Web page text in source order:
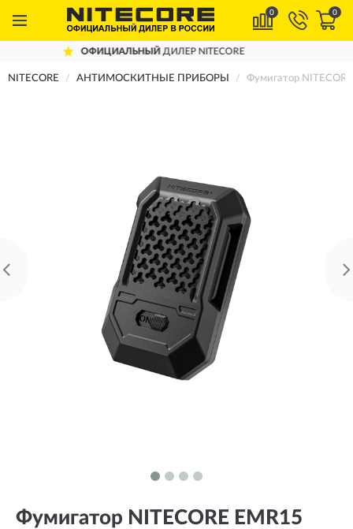
0 0
ОФИЦИАЛЬНЫЙДИЛЕР NITECORE
NITECORE АНТИМОСКИТНЫЕ ПРИБОРЫ Фумигатор
Фумигатор NITECORE EMR15